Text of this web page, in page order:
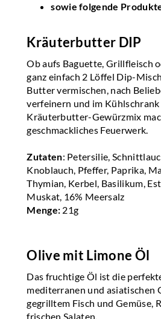
sowie folgende
Kräuterbutter DIP
Ob aufs Baguette, Grillfleisch
ganz einfach 2 Löffel Dip-
Butter vermischen, nach
verfeinern und im
Kräuterbutter-Gewürzmix
geschmackliches Feuerwerk.
Zutaten: Petersilie,
Knoblauch, Pfeffer, Paprika,
Thymian, Kerbel, Basilikum,
Muskat, 16% Meersalz
Menge: 21g
Olive mit Limone Öl
Das fruchtige Öl ist die
mediterranen und asiatischen
gegrilltem Fisch und Gemüse,
frischen Salaten.